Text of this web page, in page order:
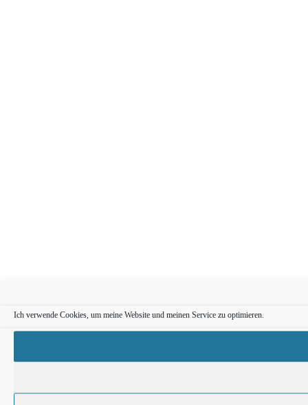
Ich verwende Cookies, um meine Website und meinen Service zu optimieren.